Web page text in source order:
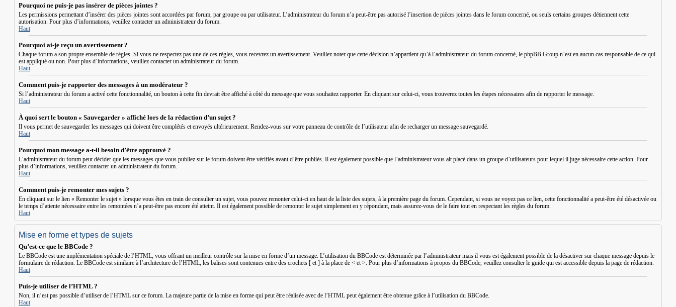
Pourquoi ne puis-je pas insérer de pièces jointes ?
Les permissions permettant d’insérer des pièces jointes sont accordées par forum, par groupe ou par utilisateur. L’administrateur du forum n’a peut-être pas autorisé l’insertion de pièces jointes dans le forum concerné, ou seuls certains groupes détiennent cette
autorisation. Pour plus d’informations, veuillez contacter un administrateur du forum.
Haut
Pourquoi ai-je reçu un avertissement ?
Chaque forum a son propre ensemble de règles. Si vous ne respectez pas une de ces règles, vous recevrez un avertissement. Veuillez noter que cette décision n’appartient qu’à l’administrateur du forum concerné, le phpBB Group n’est en aucun cas responsable de ce qui
est appliqué ou non. Pour plus d’informations, veuillez contacter un administrateur du forum.
Haut
Comment puis-je rapporter des messages à un modérateur ?
Si l’administrateur du forum a activé cette fonctionnalité, un bouton à cette fin devrait être affiché à côté du message que vous souhaitez rapporter. En cliquant sur celui-ci, vous trouverez toutes les étapes nécessaires afin de rapporter le message.
Haut
À quoi sert le bouton « Sauvegarder » affiché lors de la rédaction d’un sujet ?
Il vous permet de sauvegarder les messages qui doivent être complétés et envoyés ultérieurement. Rendez-vous sur votre panneau de contrôle de l’utilisateur afin de recharger un message sauvegardé.
Haut
Pourquoi mon message a-t-il besoin d’être approuvé ?
L’administrateur du forum peut décider que les messages que vous publiez sur le forum doivent être vérifiés avant d’être publiés. Il est également possible que l’administrateur vous ait placé dans un groupe d’utilisateurs pour lequel il juge nécessaire cette action. Pour
plus d’informations, veuillez contacter un administrateur du forum.
Haut
Comment puis-je remonter mes sujets ?
En cliquant sur le lien « Remonter le sujet » lorsque vous êtes en train de consulter un sujet, vous pouvez remonter celui-ci en haut de la liste des sujets, à la première page du forum. Cependant, si vous ne voyez pas ce lien, cette fonctionnalité a peut-être été désactivée ou
le temps d’attente nécessaire entre les remontées n’a peut-être pas encore été atteint. Il est également possible de remonter le sujet simplement en y répondant, mais assurez-vous de le faire tout en respectant les règles du forum.
Haut
Mise en forme et types de sujets
Qu’est-ce que le BBCode ?
Le BBCode est une implémentation spéciale de l’HTML, vous offrant un meilleur contrôle sur la mise en forme d’un message. L’utilisation du BBCode est déterminée par l’administrateur mais il vous est également possible de la désactiver sur chaque message depuis le
formulaire de rédaction. Le BBCode est similaire à l’architecture de l’HTML, les balises sont contenues entre des crochets [ et ] à la place de < et >. Pour plus d’informations à propos du BBCode, veuillez consulter le guide qui est accessible depuis la page de rédaction.
Haut
Puis-je utiliser de l’HTML ?
Non, il n’est pas possible d’utiliser de l’HTML sur ce forum. La majeure partie de la mise en forme qui peut être réalisée avec de l’HTML peut également être obtenue grâce à l’utilisation du BBCode.
Haut